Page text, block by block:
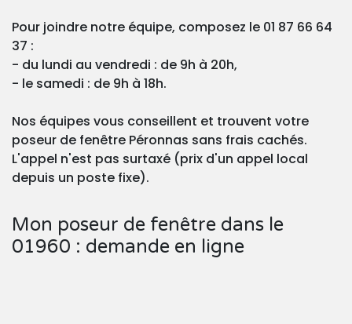
Pour joindre notre équipe, composez le 01 87 66 64
37 :
- du lundi au vendredi : de 9h à 20h,
- le samedi : de 9h à 18h.
Nos équipes vous conseillent et trouvent votre
poseur de fenêtre Péronnas sans frais cachés.
L'appel n'est pas surtaxé (prix d'un appel local
depuis un poste fixe).
Mon poseur de fenêtre dans le
01960 : demande en ligne